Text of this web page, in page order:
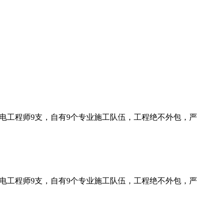
工程师9支，自有9个专业施工队伍，工程绝不外包，严
工程师9支，自有9个专业施工队伍，工程绝不外包，严